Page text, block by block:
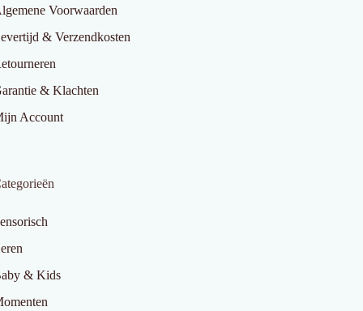
Voorwaarden
& Verzendkosten
& Klachten
Account
& Kids